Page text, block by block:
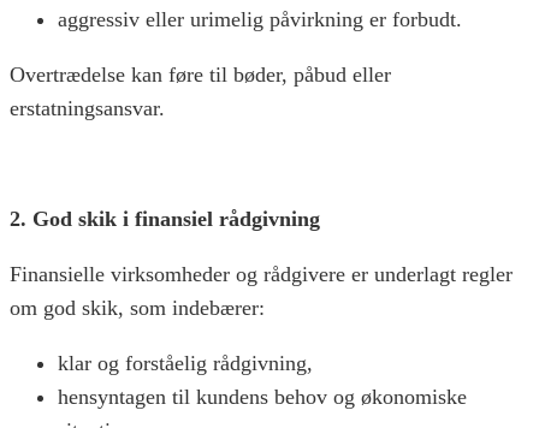
aggressiv eller urimelig påvirkning er forbudt.
Overtrædelse kan føre til bøder, påbud eller
erstatningsansvar.
2. God skik i finansiel rådgivning
Finansielle virksomheder og rådgivere er underlagt regler
om god skik, som indebærer:
klar og forståelig rådgivning,
hensyntagen til kundens behov og økonomiske